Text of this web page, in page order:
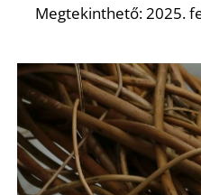
Megtekinthető: 2025.